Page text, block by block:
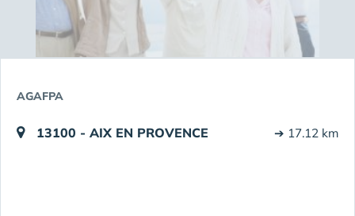
AGAFPA
13100 - AIX EN PROVENCE ➔ 17.12 km